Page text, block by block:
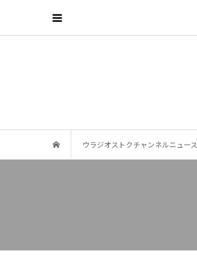
ウラジオストクチャンネルニュース